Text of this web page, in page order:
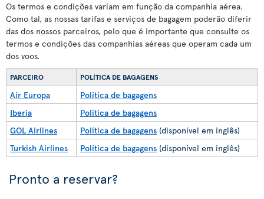
Os termos e condições variam em função da companhia aérea.
Como tal, as nossas tarifas e serviços de bagagem poderão diferir
das dos nossos parceiros, pelo que é importante que consulte os
termos e condições das companhias aéreas que operam cada um
dos voos.
PARCEIRO POLÍTICA DE BAGAGENS
Air Europa
Política de bagagens
Iberia
Política de bagagens
GOL Airlines
Política de bagagens (disponível em inglês)
Turkish Airlines
Política de bagagens (disponível em inglês)
Pronto a reservar?